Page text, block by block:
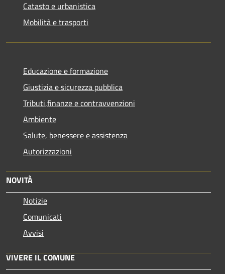
Catasto e urbanistica
Mobilità e trasporti
Educazione e formazione
Giustizia e sicurezza pubblica
Tributi,finanze e contravvenzioni
Ambiente
Salute, benessere e assistenza
Autorizzazioni
NOVITÀ
Notizie
Comunicati
Avvisi
VIVERE IL COMUNE